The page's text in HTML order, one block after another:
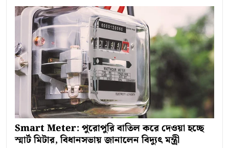
Smart Meter: পুরোপুরি বাতিল করে দেওয়া হচ্ছে
স্মার্ট মিটার, বিধানসভায় জানালেন বিদ্যুৎ মন্ত্রী